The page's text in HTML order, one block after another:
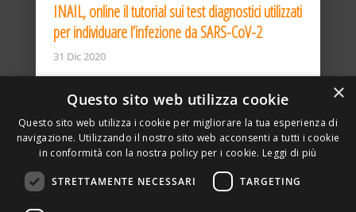
INAIL, online il tutorial sui test diagnostici utilizzati
per individuare l’infezione da SARS-CoV-2
31 Dic 2020
×
Questo sito web utilizza cookie
Questo sito web utilizza i cookie per migliorare la tua esperienza di
navigazione. Utilizzando il nostro sito web acconsenti a tutti i cookie
in conformità con la nostra policy per i cookie. Leggi di più
STRETTAMENTE NECESSARI TARGETING